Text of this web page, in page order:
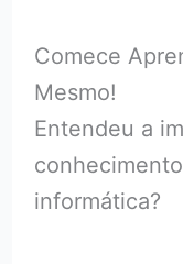
Comece
Mesmo!
Entendeu a
informática?